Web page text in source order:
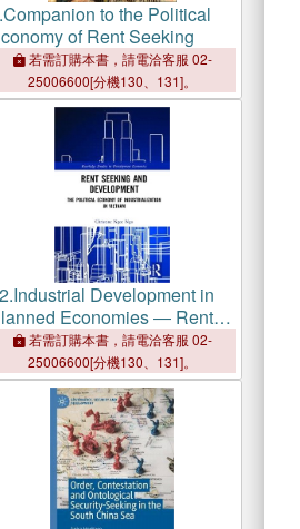
Companion to the Political
of Rent Seeking
若需訂購本書，請電洽客服 02-
25006600[分機130、131]。
Industrial Development in
Economies ― Rent
Seeking and Politico-economic
Interplay in Vietnam
若需訂購本書，請電洽客服 02-
25006600[分機130、131]。